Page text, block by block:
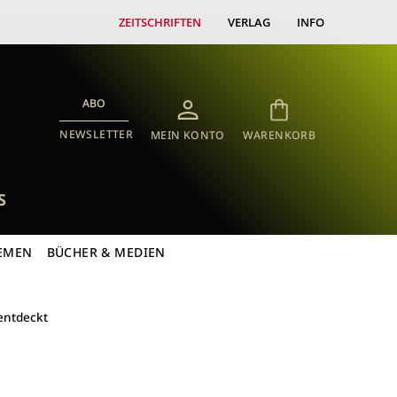
ZEITSCHRIFTEN VERLAG INFO
ABO
NEWSLETTER MEIN KONTO WARENKORB
BÜCHER & MEDIEN